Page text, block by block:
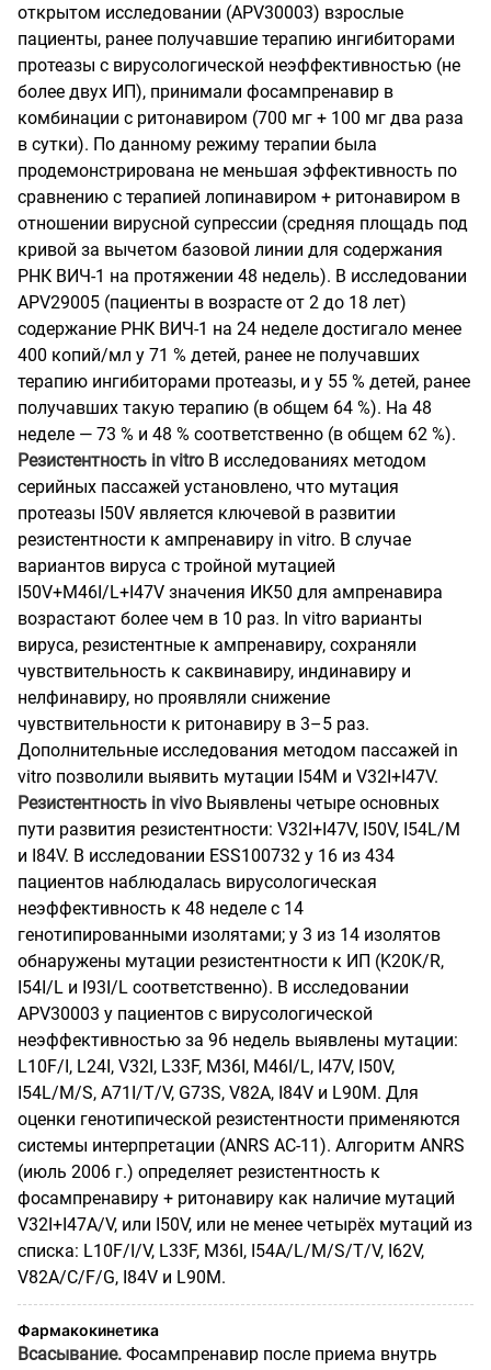
открытом исследовании (APV30003) взрослые
пациенты, ранее получавшие терапию ингибиторами
протеазы с вирусологической неэффективностью (не
более двух ИП), принимали фосампренавир в
комбинации с ритонавиром (700 мг + 100 мг два раза
в сутки). По данному режиму терапии была
продемонстрирована не меньшая эффективность по
сравнению с терапией лопинавиром + ритонавиром в
отношении вирусной супрессии (средняя площадь под
кривой за вычетом базовой линии для содержания
РНК ВИЧ-1 на протяжении 48 недель). В исследовании
APV29005 (пациенты в возрасте от 2 до 18 лет)
содержание РНК ВИЧ-1 на 24 неделе достигало менее
400 копий/мл у 71 % детей, ранее не получавших
терапию ингибиторами протеазы, и у 55 % детей, ранее
получавших такую терапию (в общем 64 %). На 48
неделе — 73 % и 48 % соответственно (в общем 62 %).
Резистентность in vitro В исследованиях методом
серийных пассажей установлено, что мутация
протеазы I50V является ключевой в развитии
резистентности к ампренавиру in vitro. В случае
вариантов вируса с тройной мутацией
I50V+M46I/L+I47V значения ИК50 для ампренавира
возрастают более чем в 10 раз. In vitro варианты
вируса, резистентные к ампренавиру, сохраняли
чувствительность к саквинавиру, индинавиру и
нелфинавиру, но проявляли снижение
чувствительности к ритонавиру в 3–5 раз.
Дополнительные исследования методом пассажей in
vitro позволили выявить мутации I54M и V32I+I47V.
Резистентность in vivo Выявлены четыре основных
пути развития резистентности: V32I+I47V, I50V, I54L/M
и I84V. В исследовании ESS100732 у 16 из 434
пациентов наблюдалась вирусологическая
неэффективность к 48 неделе с 14
генотипированными изолятами; у 3 из 14 изолятов
обнаружены мутации резистентности к ИП (K20K/R,
I54I/L и I93I/L соответственно). В исследовании
APV30003 у пациентов с вирусологической
неэффективностью за 96 недель выявлены мутации:
L10F/I, L24I, V32I, L33F, M36I, M46I/L, I47V, I50V,
I54L/M/S, A71I/T/V, G73S, V82A, I84V и L90M. Для
оценки генотипической резистентности применяются
системы интерпретации (ANRS AC-11). Алгоритм ANRS
(июль 2006 г.) определяет резистентность к
фосампренавиру + ритонавиру как наличие мутаций
V32I+I47A/V, или I50V, или не менее четырёх мутаций из
списка: L10F/I/V, L33F, M36I, I54A/L/M/S/T/V, I62V,
V82A/C/F/G, I84V и L90M.
Фармакокинетика
Всасывание. Фосампренавир после приема внутрь